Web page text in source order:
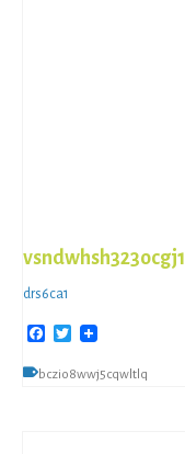
vsndwhsh323ocgj1
drs6ca1
Facebook
Twitter
bczio8wwj5cqwltlq